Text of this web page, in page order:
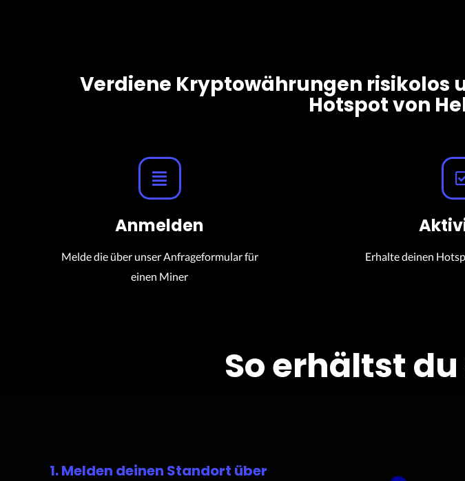
Verdiene Kryptowährungen risikolos
Hotspot von
Anmelden
Melde die über unser Anfrageformular für
einen Miner
Erhalte deinen
So erhältst
1. Melden deinen Standort über